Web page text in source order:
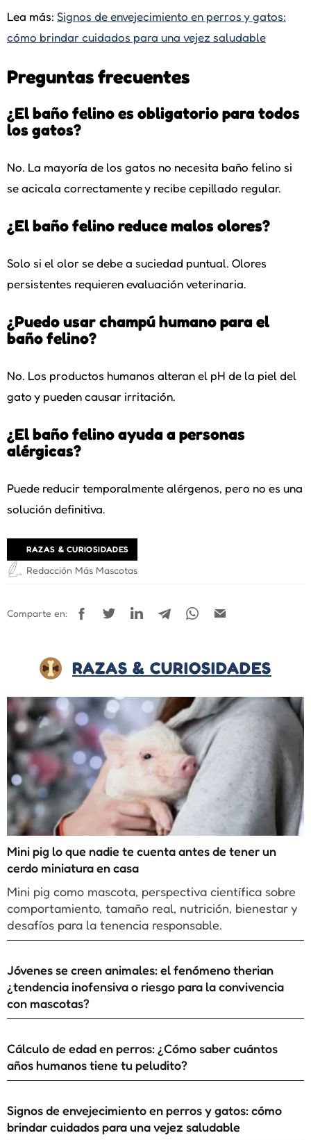
Lea más: Signos de envejecimiento en perros y gatos:
cómo brindar cuidados para una vejez saludable
Preguntas frecuentes
¿El baño felino es obligatorio para todos
los gatos?
No. La mayoría de los gatos no necesita baño felino si
se acicala correctamente y recibe cepillado regular.
¿El baño felino reduce malos olores?
Solo si el olor se debe a suciedad puntual. Olores
persistentes requieren evaluación veterinaria.
¿Puedo usar champú humano para el
baño felino?
No. Los productos humanos alteran el pH de la piel del
gato y pueden causar irritación.
¿El baño felino ayuda a personas
alérgicas?
Puede reducir temporalmente alérgenos, pero no es una
solución definitiva.
RAZAS & CURIOSIDADES
Redacción Más Mascotas
Comparte en:
RAZAS & CURIOSIDADES
Mini pig lo que nadie te cuenta antes de tener un
cerdo miniatura en casa
Mini pig como mascota, perspectiva científica sobre
comportamiento, tamaño real, nutrición, bienestar y
desafíos para la tenencia responsable.
Jóvenes se creen animales: el fenómeno therian
¿tendencia inofensiva o riesgo para la convivencia
con mascotas?
Cálculo de edad en perros: ¿Cómo saber cuántos
años humanos tiene tu peludito?
Signos de envejecimiento en perros y gatos: cómo
brindar cuidados para una vejez saludable